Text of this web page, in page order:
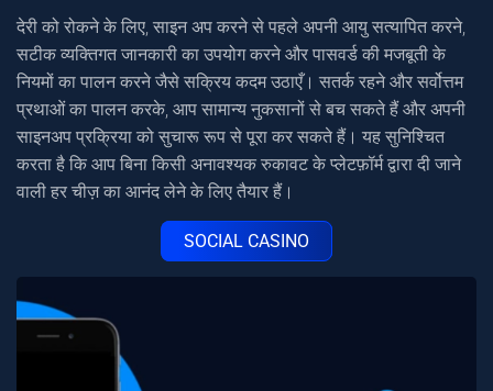
देरी को रोकने के लिए, साइन अप करने से पहले अपनी आयु सत्यापित करने,
सटीक व्यक्तिगत जानकारी का उपयोग करने और पासवर्ड की मजबूती के
नियमों का पालन करने जैसे सक्रिय कदम उठाएँ। सतर्क रहने और सर्वोत्तम
प्रथाओं का पालन करके, आप सामान्य नुकसानों से बच सकते हैं और अपनी
साइनअप प्रक्रिया को सुचारू रूप से पूरा कर सकते हैं। यह सुनिश्चित
करता है कि आप बिना किसी अनावश्यक रुकावट के प्लेटफ़ॉर्म द्वारा दी जाने
वाली हर चीज़ का आनंद लेने के लिए तैयार हैं।
SOCIAL CASINO